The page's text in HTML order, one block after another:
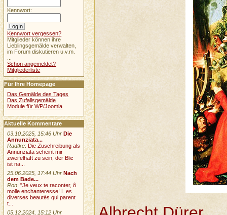
Kennwort:
Kennwort vergessen?
Mitglieder können ihre
Lieblingsgemälde verwalten,
im Forum diskutieren u.v.m.
Schon angemeldet?
Mitgliederliste
Für Ihre Homepage
Das Gemälde des Tages
Das Zufallsgemälde
Module für WP/Joomla
Aktuelle Kommentare
03.10.2025, 15:46 Uhr Die
Annunziata...
Radtke: Die Zuschreibung als
Annunziata scheint mir
zweifelhaft zu sein, der Blic
ist na...
25.06.2025, 17:44 Uhr Nach
dem Bade...
Ron:"Je veux te raconter, ô
molle enchanteresse! L es
diverses beautés qui parent
t...
05.12.2024, 15:12 Uhr